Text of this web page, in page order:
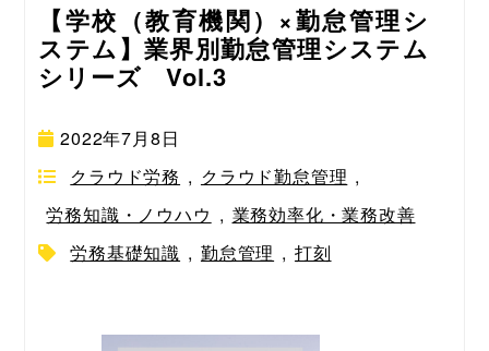
【学校（教育機関）×勤怠管理シ
ステム】業界別勤怠管理システム
シリーズ Vol.3
2022年7月8日
クラウド労務 , クラウド勤怠管理 ,
労務知識・ノウハウ , 業務効率化・業務改善
労務基礎知識 , 勤怠管理 , 打刻